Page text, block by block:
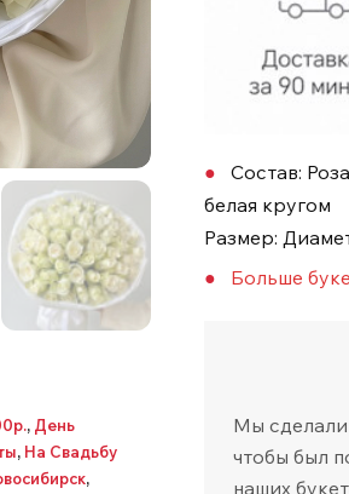
, День
, На Свадьбу
,
Состав:
белая кругом
Размер:
Больше
Мы сделали
чтобы был
наших